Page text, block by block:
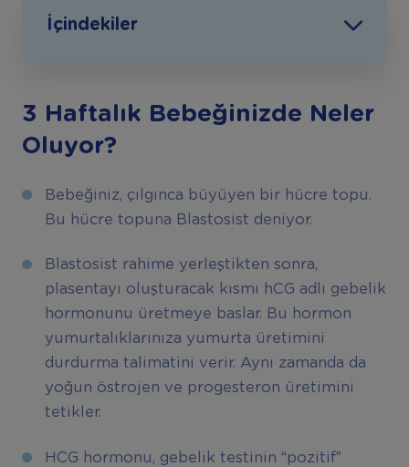
İçindekiler
3 Haftalık Bebeğinizde Neler
Oluyor?
Bebeğiniz, çılgınca büyüyen bir hücre topu.
Bu hücre topuna Blastosist deniyor.
Blastosist rahime yerleştikten sonra,
plasentayı oluşturacak kısmı hCG adlı gebelik
hormonunu üretmeye baslar. Bu hormon
yumurtalıklarınıza yumurta üretimini
durdurma talimatini verir. Aynı zamanda da
yoğun östrojen ve progesteron üretimini
tetikler.
HCG hormonu, gebelik testinin “pozitif”